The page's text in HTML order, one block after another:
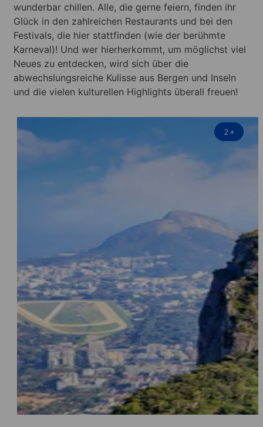
wunderbar chillen. Alle, die gerne feiern, finden ihr
Glück in den zahlreichen Restaurants und bei den
Festivals, die hier stattfinden (wie der berühmte
Karneval)! Und wer hierherkommt, um möglichst viel
Neues zu entdecken, wird sich über die
abwechslungsreiche Kulisse aus Bergen und Inseln
und die vielen kulturellen Highlights überall freuen!
2+